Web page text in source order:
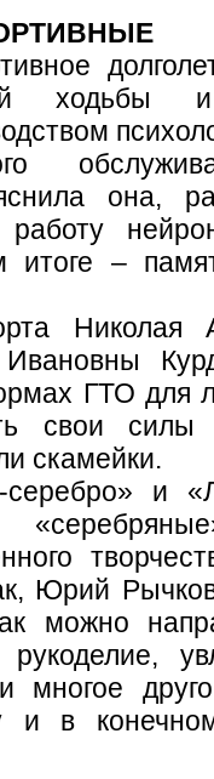
ходьбы и
она,
работу
итоге –
Николая
ГТО для
свои
скамейки.
серебро» и
Юрий
можно
многое
и в